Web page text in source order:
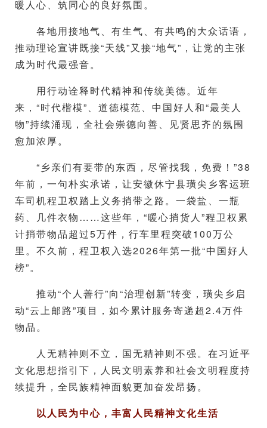
暖人心、筑同心的良好氛围。
各地用接地气、有生气、有共鸣的大众话语，
推动理论宣讲既接“天线”又接“地气”，让党的主张
成为时代最强音。
用行动诠释时代精神和传统美德。近年
来，“时代楷模”、道德模范、中国好人和“最美人
物”持续涌现，全社会崇德向善、见贤思齐的氛围
愈加浓厚。
“乡亲们有要带的东西，尽管找我，免费！”38
年前，一句朴实承诺，让安徽休宁县璜尖乡客运班
车司机程卫权踏上义务捎带之路。一袋盐、一瓶
药、几件衣物……这些年，“暖心捎货人”程卫权累
计捎带物品超过5万件，行车里程突破100万公
里。不久前，程卫权入选2026年第一批“中国好人
榜”。
推动“个人善行”向“治理创新”转变，璜尖乡启
动“云上邮路”项目，如今累计服务寄递超2.4万件
物品。
人无精神则不立，国无精神则不强。在习近平
文化思想指引下，人民文明素养和社会文明程度持
续提升，全民族精神面貌更加奋发昂扬。
以人民为中心，丰富人民精神文化生活